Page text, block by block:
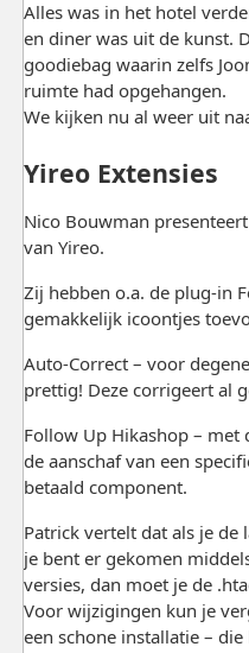
Alles was in het hotel
en diner was uit de kunst.
goodiebag waarin zelfs
ruimte had opgehangen.
We kijken nu al weer uit
Yireo Extensies
Nico Bouwman
van Yireo.
Zij hebben o.a. de plug-in
gemakkelijk icoontjes
Auto-Correct – voor
prettig! Deze corrigeert al
Follow Up Hikashop – met
de aanschaf van een
betaald component.
Patrick vertelt dat als je de
je bent er gekomen
versies, dan moet je de
Voor wijzigingen kun je
een schone installatie –